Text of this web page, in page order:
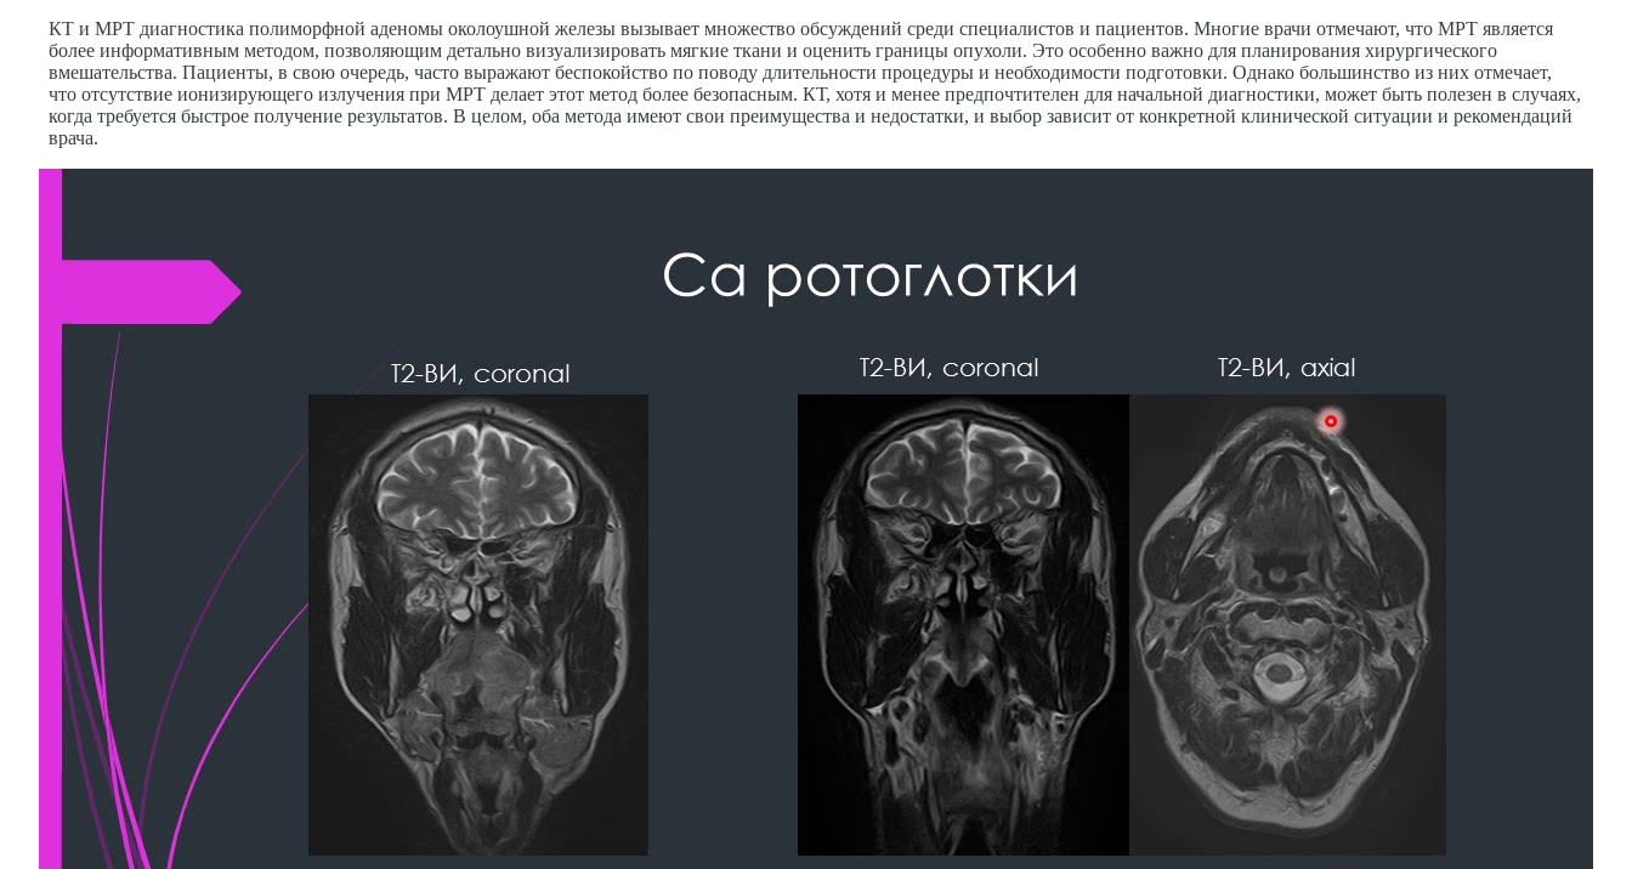
КТ и МРТ диагностика полиморфной аденомы околоушной железы вызывает множество обсуждений среди специалистов и пациентов. Многие врачи отмечают, что МРТ является
более информативным методом, позволяющим детально визуализировать мягкие ткани и оценить границы опухоли. Это особенно важно для планирования хирургического
вмешательства. Пациенты, в свою очередь, часто выражают беспокойство по поводу длительности процедуры и необходимости подготовки. Однако большинство из них отмечает,
что отсутствие ионизирующего излучения при МРТ делает этот метод более безопасным. КТ, хотя и менее предпочтителен для начальной диагностики, может быть полезен в случаях,
когда требуется быстрое получение результатов. В целом, оба метода имеют свои преимущества и недостатки, и выбор зависит от конкретной клинической ситуации и рекомендаций
врача.